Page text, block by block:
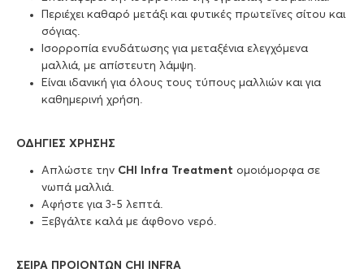
Περιέχει καθαρό μετάξι και φυτικές πρωτεΐνες σίτου και
σόγιας.
Ισορροπία ενυδάτωσης για μεταξένια ελεγχόμενα
μαλλιά, με απίστευτη λάμψη.
Είναι ιδανική για όλους τους τύπους μαλλιών και για
καθημερινή χρήση.
ΟΔΗΓΙΕΣ ΧΡΗΣΗΣ
Απλώστε την CHI Infra Treatment ομοιόμορφα σε
νωπά μαλλιά.
Αφήστε για 3-5 λεπτά.
Ξεβγάλτε καλά με άφθονο νερό.
ΣΕΙΡΑ ΠΡΟΙΟΝΤΩΝ CHI INFRA